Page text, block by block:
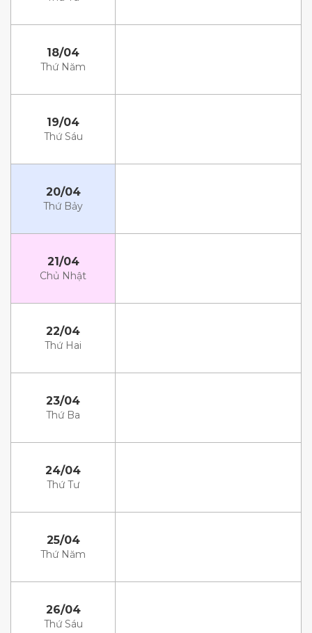
18/04
Thứ Năm
19/04
Thứ Sáu
20/04
Thứ Bảy
21/04
Chủ Nhật
22/04
Thứ Hai
23/04
Thứ Ba
24/04
Thứ Tư
25/04
Thứ Năm
26/04
Thứ Sáu